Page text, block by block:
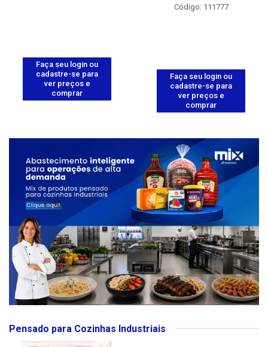
Faça seu login ou
cadastre-se para
ver preços e
comprar
Código: 111777
Faça seu login ou
cadastre-se para
ver preços e
comprar
Pensado para Cozinhas Industriais